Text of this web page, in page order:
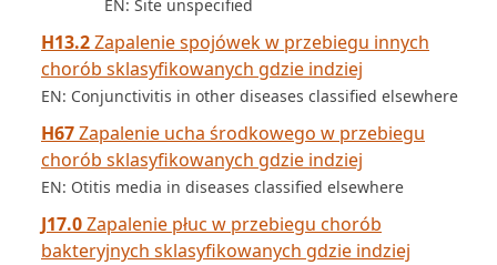
EN: Site unspecified
H13.2Zapalenie spojówek w przebiegu innych
chorób sklasyfikowanych gdzie indziej
EN: Conjunctivitis in other diseases classified elsewhere
H67Zapalenie ucha środkowego w przebiegu
chorób sklasyfikowanych gdzie indziej
EN: Otitis media in diseases classified elsewhere
J17.0Zapalenie płuc w przebiegu chorób
bakteryjnych sklasyfikowanych gdzie indziej